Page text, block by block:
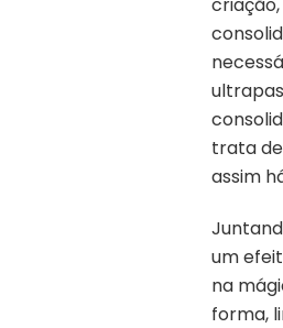
trata
assim
um
na
forma,